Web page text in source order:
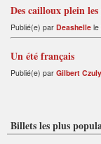
Des cailloux plein
Publié(e) par Deashelle le
Un été français
Publié(e) par Gilbert
Billets les plus